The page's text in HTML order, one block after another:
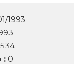
1993
534
: 0